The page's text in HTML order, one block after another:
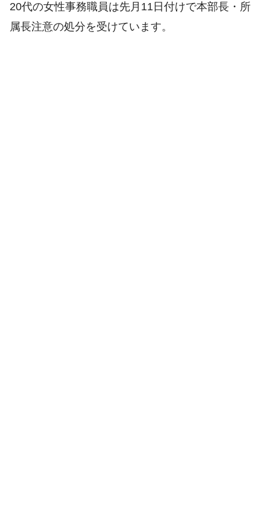
20代の女性事務職員は先月11日付けで本部長・所
属長注意の処分を受けています。